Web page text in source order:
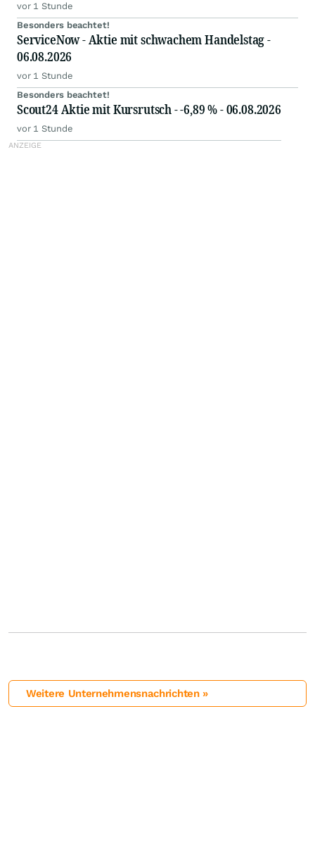
vor 1 Stunde
Besonders beachtet!
ServiceNow - Aktie mit schwachem Handelstag -
06.08.2026
vor 1 Stunde
Besonders beachtet!
Scout24 Aktie mit Kursrutsch - -6,89 % - 06.08.2026
vor 1 Stunde
Weitere Unternehmensnachrichten »